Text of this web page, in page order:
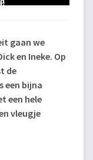
gaan we
en Ineke. Op
de
een bijna
een hele
vleugje